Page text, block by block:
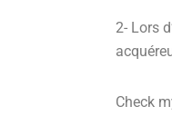
2- Lors
Check